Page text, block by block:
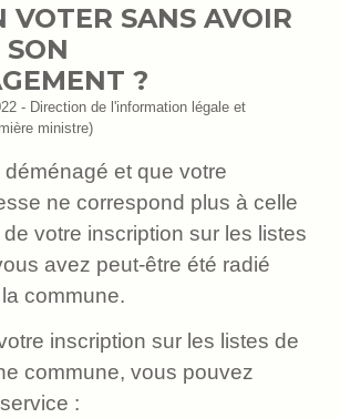
VOTER SANS AVOIR
?
- Direction de l'information légale et
ministre)
et que votre
ne correspond plus à celle
votre inscription sur les listes
avez peut-être été radié
commune.
inscription sur les listes de
commune, vous pouvez
: